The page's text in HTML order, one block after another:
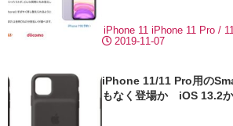
2019-11-07
iPhone 11 iPhone 11 Pro /
iPhone 11/11 Pro用の
もなく登場か iOS 13.2